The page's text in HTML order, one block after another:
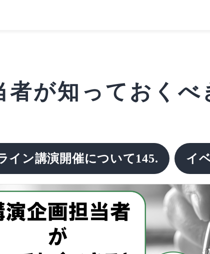
者が知っておく
イン講演開催について145. イ